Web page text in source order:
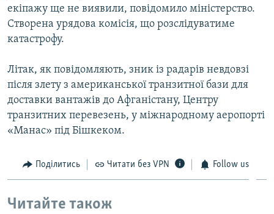
Усі сайти RFE/RL
екіпажу ще не виявили, повідомило міністерство.
Створена урядова комісія, що розслідуватиме
катастрофу.
Літак, як повідомляють, зник із радарів невдовзі
після злету з американської транзитної бази для
доставки вантажів до Афганістану, Центру
транзитних перевезень, у міжнародному аеропорті
«Манас» під Бішкеком.
Поділитись Читати без VPN Follow us
Читайте також